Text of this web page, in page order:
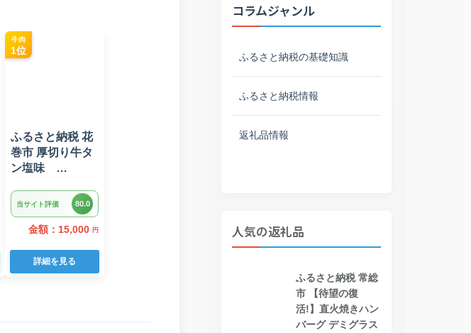
牛肉
1位
ふるさと納税 花
巻市 厚切り牛タ
ン塩味
ク)当サイト評価 80.0
金額：15,000 円
詳細を見る
コラムジャンル
ふるさと納税の基礎知識
ふるさと納税情報
返礼品情報
人気の返礼品
ふるさと納税 常総
市 【待望の復
活!】直火焼きハン
バーグ デミグラス